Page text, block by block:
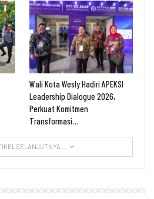
Wali Kota Wesly Hadiri APEKSI
Leadership Dialogue 2026,
Perkuat Komitmen
Transformasi…
SELANJUTNYA ...